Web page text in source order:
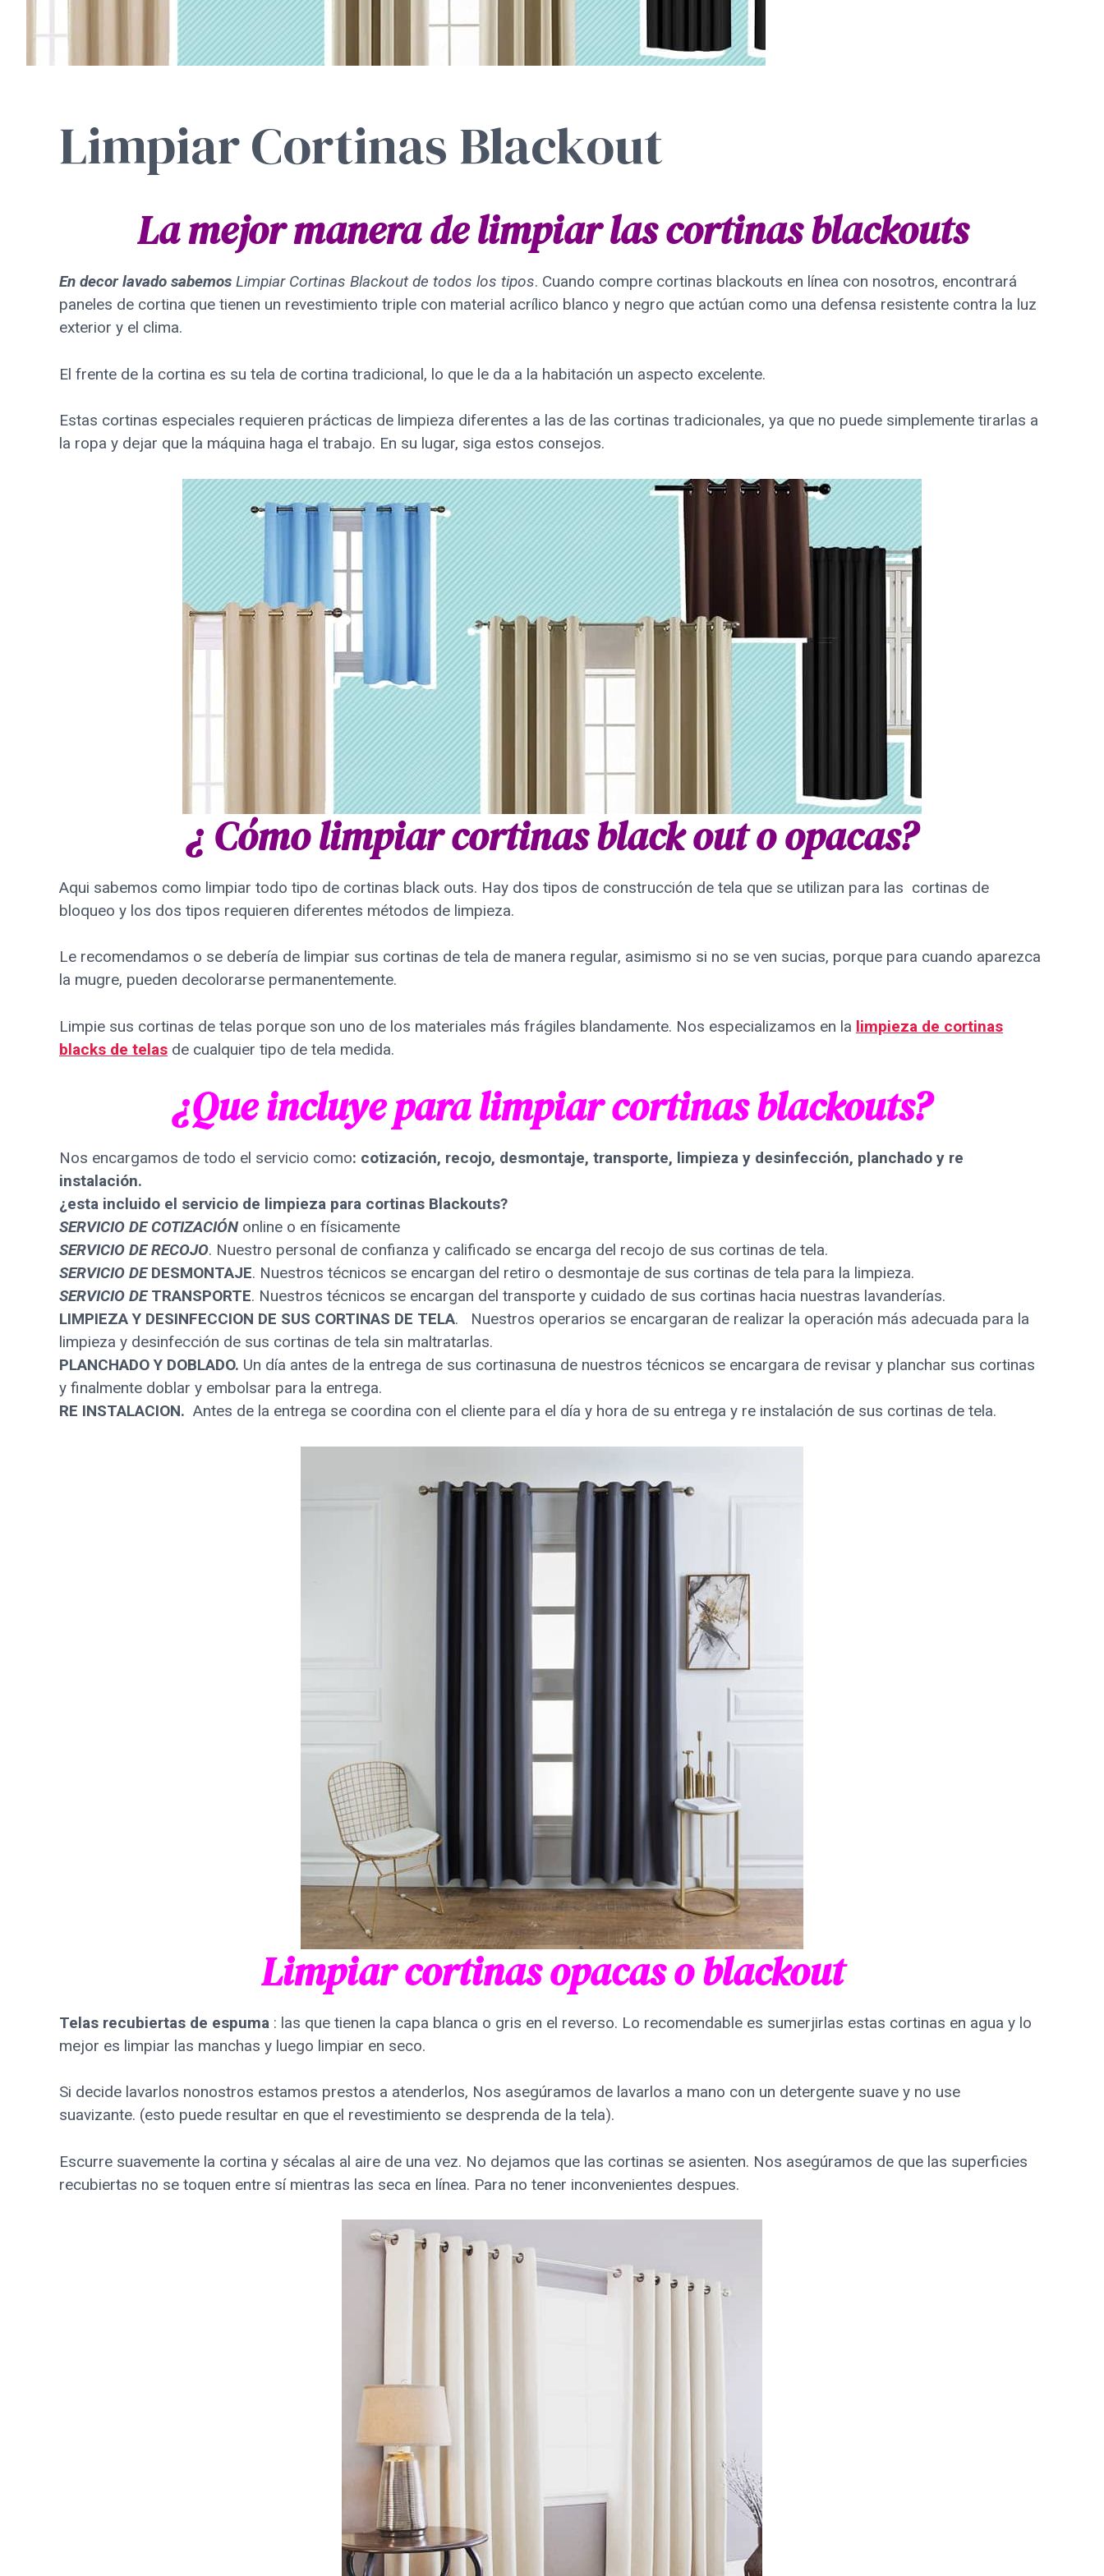
Limpiar Cortinas Blackout
La mejor manera de limpiar las cortinas blackouts
En decor lavado sabemos Limpiar Cortinas Blackout de todos los tipos. Cuando compre cortinas blackouts en línea con nosotros, encontrará
paneles de cortina que tienen un revestimiento triple con material acrílico blanco y negro que actúan como una defensa resistente contra la luz
exterior y el clima.
El frente de la cortina es su tela de cortina tradicional, lo que le da a la habitación un aspecto excelente.
Estas cortinas especiales requieren prácticas de limpieza diferentes a las de las cortinas tradicionales, ya que no puede simplemente tirarlas a
la ropa y dejar que la máquina haga el trabajo. En su lugar, siga estos consejos.
¿ Cómo limpiar cortinas black out o opacas?
Aqui sabemos como limpiar todo tipo de cortinas black outs. Hay dos tipos de construcción de tela que se utilizan para las cortinas de
bloqueo y los dos tipos requieren diferentes métodos de limpieza.
Le recomendamos o se debería de limpiar sus cortinas de tela de manera regular, asimismo si no se ven sucias, porque para cuando aparezca
la mugre, pueden decolorarse permanentemente.
Limpie sus cortinas de telas porque son uno de los materiales más frágiles blandamente. Nos especializamos en la limpieza de cortinas
blacks de telas de cualquier tipo de tela medida.
¿Que incluye para limpiar cortinas blackouts?
Nos encargamos de todo el servicio como: cotización, recojo, desmontaje, transporte, limpieza y desinfección, planchado y re
instalación.
¿esta incluido el servicio de limpieza para cortinas Blackouts?
SERVICIO DE COTIZACIÓN online o en físicamente
SERVICIO DE RECOJO. Nuestro personal de confianza y calificado se encarga del recojo de sus cortinas de tela.
SERVICIO DEDESMONTAJE. Nuestros técnicos se encargan del retiro o desmontaje de sus cortinas de tela para la limpieza.
SERVICIO DETRANSPORTE. Nuestros técnicos se encargan del transporte y cuidado de sus cortinas hacia nuestras lavanderías.
LIMPIEZA Y DESINFECCION DE SUS CORTINAS DE TELA. Nuestros operarios se encargaran de realizar la operación más adecuada para la
limpieza y desinfección de sus cortinas de tela sin maltratarlas.
PLANCHADO Y DOBLADO. Un día antes de la entrega de sus cortinasuna de nuestros técnicos se encargara de revisar y planchar sus cortinas
y finalmente doblar y embolsar para la entrega.
RE INSTALACION. Antes de la entrega se coordina con el cliente para el día y hora de su entrega y re instalación de sus cortinas de tela.
Limpiar cortinas opacas o blackout
Telas recubiertas de espuma : las que tienen la capa blanca o gris en el reverso. Lo recomendable es sumerjirlas estas cortinas en agua y lo
mejor es limpiar las manchas y luego limpiar en seco.
Si decide lavarlos nonostros estamos prestos a atenderlos, Nos asegúramos de lavarlos a mano con un detergente suave y no use
suavizante. (esto puede resultar en que el revestimiento se desprenda de la tela).
Escurre suavemente la cortina y sécalas al aire de una vez. No dejamos que las cortinas se asienten. Nos asegúramos de que las superficies
recubiertas no se toquen entre sí mientras las seca en línea. Para no tener inconvenientes despues.